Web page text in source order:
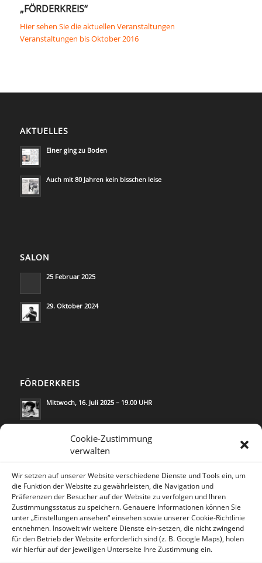
Cookie-Zustimmung
verwalten
Wir setzen auf unserer Website verschiedene Dienste und Tools ein, um
die Funktion der Website zu gewährleisten, die Navigation und
Präferenzen der Besucher auf der Website zu verfolgen und Ihren
Zustimmungsstatus zu speichern. Genauere Informationen können Sie
unter „Einstellungen ansehen“ einsehen sowie unserer Cookie-Richtlinie
entnehmen. Insoweit wir weitere Dienste ein-setzen, die nicht zwingend
für den Betrieb der Website erforderlich sind (z. B. Google Maps), holen
wir hierfür auf der jeweiligen Unterseite Ihre Zustimmung ein.
„FÖRDERKREIS“
Hier sehen Sie die aktuellen Veranstaltungen
Veranstaltungen bis Oktober 2016
AKTUELLES
Einer ging zu Boden
Auch mit 80 Jahren kein bisschen leise
SALON
25 Februar 2025
29. Oktober 2024
FÖRDERKREIS
Mittwoch, 16. Juli 2025 – 19.00 UHR
KONTAKT
Lea Rosh/Kommunikation & Medien
Trautenaustr.14
10717 Berlin/Deutschland